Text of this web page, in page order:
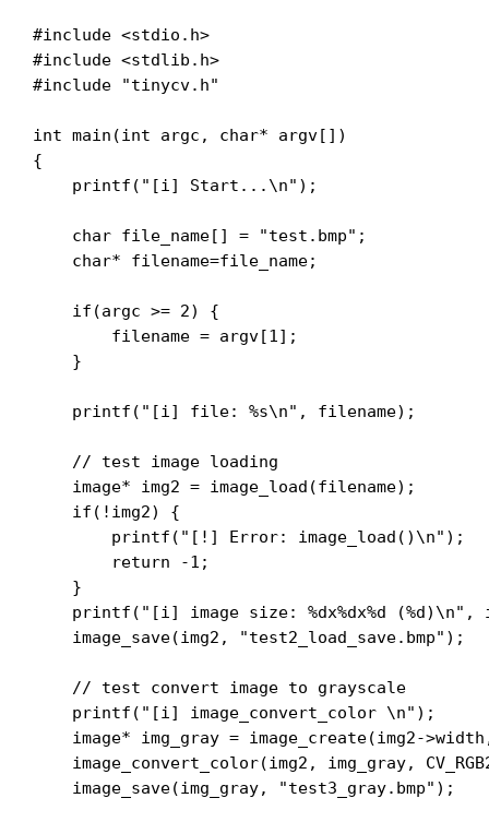
#include <stdio.h>
#include <stdlib.h>
#include "tinycv.h"
int main(int argc, char* argv[])
{
    printf("[i] Start...\n");
    char file_name[] = "test.bmp";
    char* filename=file_name;
    if(argc >= 2) {
        filename = argv[1];
    }
    printf("[i] file: %s\n", filename);
    // test image loading
    image* img2 = image_load(filename);
    if(!img2) {
        printf("[!] Error: image_load()\n");
        return -1;
    }
printf("[i] image size: %dx%dx%d (%d)\n",
    image_save(img2, "test2_load_save.bmp");
    // test convert image to grayscale
    printf("[i] image_convert_color \n");
image* img_gray = image_create(img2-
image_convert_color(img2, img_gray,
    image_save(img_gray, "test3_gray.bmp");